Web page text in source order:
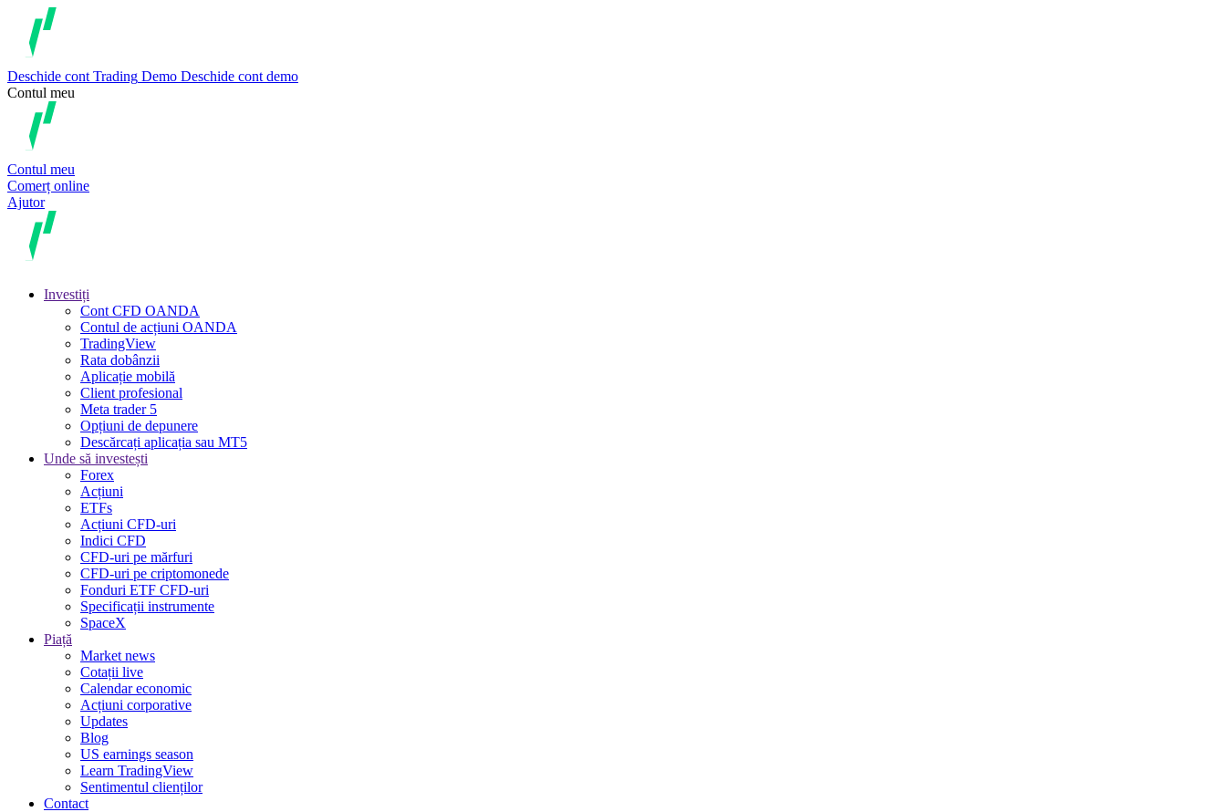
Deschide cont Trading Demo Deschide cont demo
Contul meu
Contul meu
Comerț online
Ajutor
Investiți
Cont CFD OANDA
Contul de acțiuni OANDA
TradingView
Rata dobânzii
Aplicație mobilă
Client profesional
Meta trader 5
Opțiuni de depunere
Descărcați aplicația sau MT5
Unde să investești
Forex
Acțiuni
ETFs
Acțiuni CFD-uri
Indici CFD
CFD-uri pe mărfuri
CFD-uri pe criptomonede
Fonduri ETF CFD-uri
Specificații instrumente
SpaceX
Piață
Market news
Cotații live
Calendar economic
Acțiuni corporative
Updates
Blog
US earnings season
Learn TradingView
Sentimentul clienților
Contact